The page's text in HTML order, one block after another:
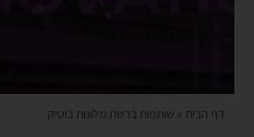
דף הבית » שותפות ברשת מלונות בוטיק